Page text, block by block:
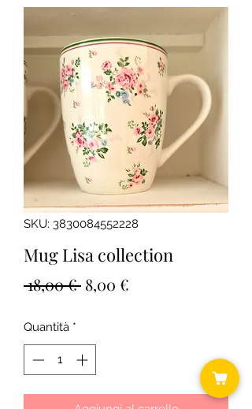
SKU: 3830084552228
Mug Lisa collection
18,00 € Prezzo
8,00 €
Quantità *